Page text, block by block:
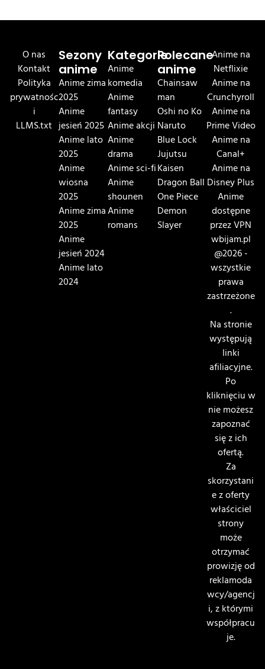
O nas
Kontakt
Polityka
prywatnośc
i
LLMS.txt
Sezony
anime
Anime zima
2025
Anime
jesień 2025
Anime lato
2025
Anime
wiosna
2025
Anime zima
2025
Anime
jesień 2024
Anime lato
2024
Kategorie
Anime
komedia
Anime
fantasy
Anime akcji
Anime
drama
Anime sci-fi
Anime
shounen
Anime
romans
Polecane
anime
Chainsaw
man
Oshi no Ko
Naruto
Blue Lock
Jujutsu
Kaisen
Dragon Ball
One Piece
Demon
Slayer
Anime na
Netflixie
Anime na
Crunchyroll
Anime na
Prime Video
Anime na
Canal+
Anime na
Disney Plus
Anime
dostępne
przez VPN
wbijam.pl
@2026 -
wszystkie
prawa
zastrzeżone
.
Na stronie
występują
linki
afiliacyjne.
Po
kliknięciu w
nie możesz
zapoznać
się z ich
ofertą.
Za
skorzystani
e z oferty
właściciel
strony
może
otrzymać
prowizję od
reklamoda
wcy/agencj
i, z którymi
współpracu
je.